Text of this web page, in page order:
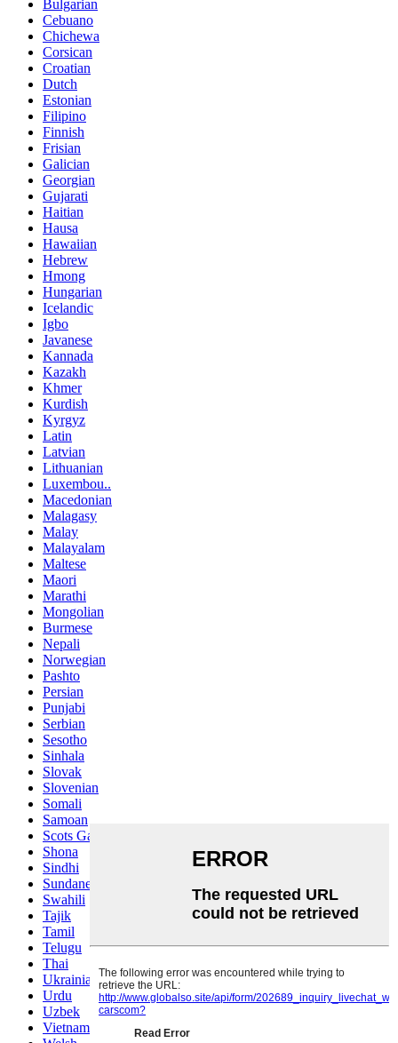
Bulgarian
Cebuano
Chichewa
Corsican
Croatian
Dutch
Estonian
Filipino
Finnish
Frisian
Galician
Georgian
Gujarati
Haitian
Hausa
Hawaiian
Hebrew
Hmong
Hungarian
Icelandic
Igbo
Javanese
Kannada
Kazakh
Khmer
Kurdish
Kyrgyz
Latin
Latvian
Lithuanian
Luxembou..
Macedonian
Malagasy
Malay
Malayalam
Maltese
Maori
Marathi
Mongolian
Burmese
Nepali
Norwegian
Pashto
Persian
Punjabi
Serbian
Sesotho
Sinhala
Slovak
Slovenian
Somali
Samoan
Scots Gaelic
Shona
Sindhi
Sundanese
Swahili
Tajik
Tamil
Telugu
Thai
Ukrainian
Urdu
Uzbek
Vietnamese